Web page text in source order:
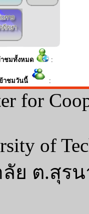
ชมทั้งหมด :
ชมวันนี้ :
for
of
ย ต.สุร